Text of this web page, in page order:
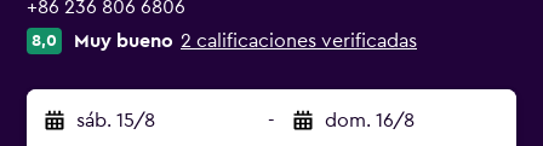
+86 236 806 6806
8,0 Muy bueno 2 calificaciones verificadas
sáb. 15/8 - dom. 16/8